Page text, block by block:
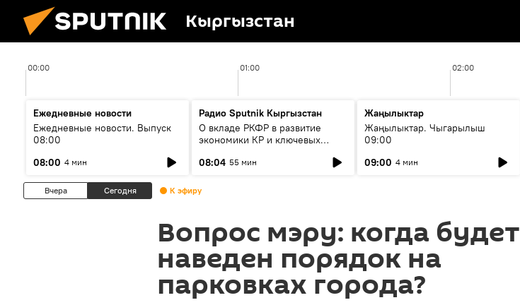
Кыргызстан
00:00 01:00 02:00
Ежедневные новости
Ежедневные новости. Выпуск
08:00
08:00 4 мин
Радио Sputnik Кыргызстан
О вкладе РКФР в развитие
экономики КР и ключевых
08:04 55 мин
Жаңылыктар
Жаңылыктар. Чыгарылыш
09:00
09:00 4 мин
Вчера Сегодня К эфиру
Вопрос мэру: когда будет
наведен порядок на
парковках города?